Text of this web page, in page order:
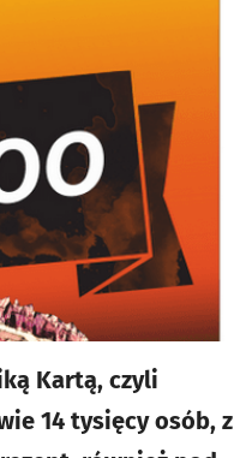
Kartą, czyli
14 tysięcy osób, z